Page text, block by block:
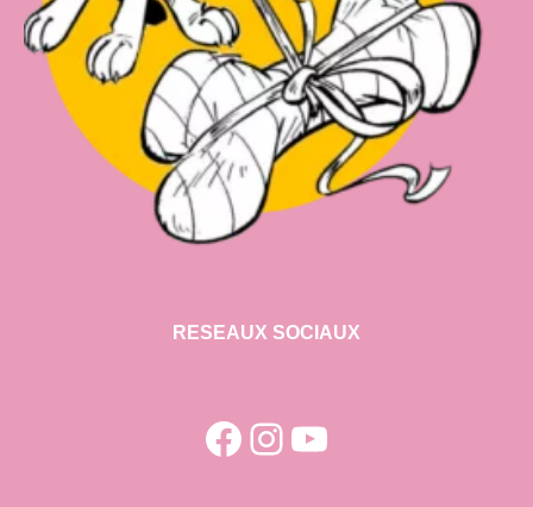
RESEAUX SOCIAUX
Facebook
Instagram
YouTube